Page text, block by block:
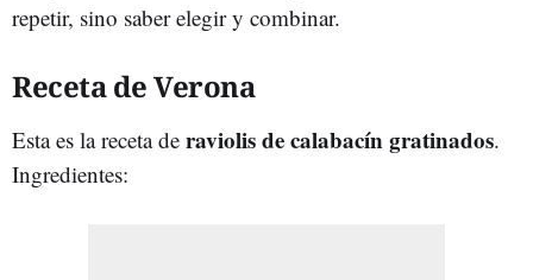
repetir, sino saber elegir y combinar.
Receta de Verona
Esta es la receta de raviolis de calabacín gratinados.
Ingredientes: